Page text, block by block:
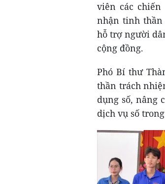
viên các
nhận tinh thần
hỗ trợ người
cộng đồng.
Phó Bí thư
thần trách
dụng số, nâng
dịch vụ số